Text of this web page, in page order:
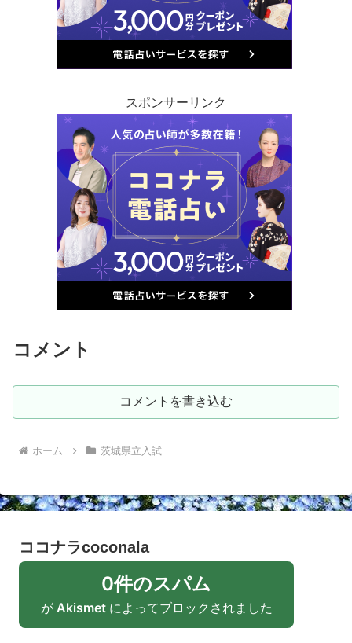
スポンサーリンク
コメント
コメントを書き込む
ホーム 茨城県立入試
ココナラcoconala
0件のスパム
が Akismetによってブロックされました